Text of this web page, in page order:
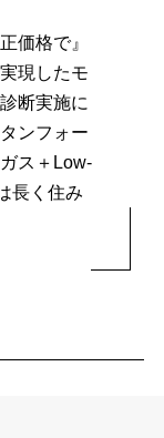
価格で』
現したモ
断実施に
ンフォー
ス＋Low-
長く住み